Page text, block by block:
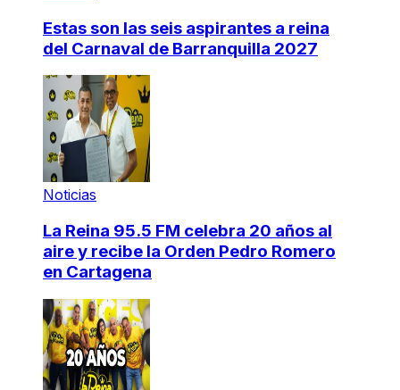
Estas son las seis aspirantes a reina
del Carnaval de Barranquilla 2027
Noticias
La Reina 95.5 FM celebra 20 años al
aire y recibe la Orden Pedro Romero
en Cartagena